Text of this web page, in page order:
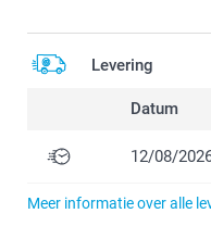
Levering
Datum
12/08/
Meer informatie over alle